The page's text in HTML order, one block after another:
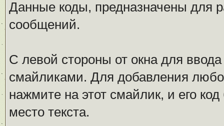
Данные коды, предназначены для
сообщений.
С левой стороны от окна для
смайликами. Для добавления
нажмите на этот смайлик, и его
место текста.